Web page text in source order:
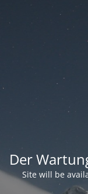
Der
Site will be